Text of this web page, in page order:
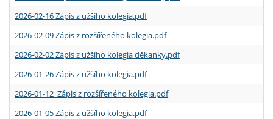
2026-02-16 Zápis z užšího kolegia.pdf
2026-02-09 Zápis z rozšířeného kolegia.pdf
2026-02-02 Zápis z užšího kolegia děkanky.pdf
2026-01-26 Zápis z užšího kolegia.pdf
2026-01-12 Zápis z rozšířeného kolegia.pdf
2026-01-05 Zápis z užšího kolegia.pdf